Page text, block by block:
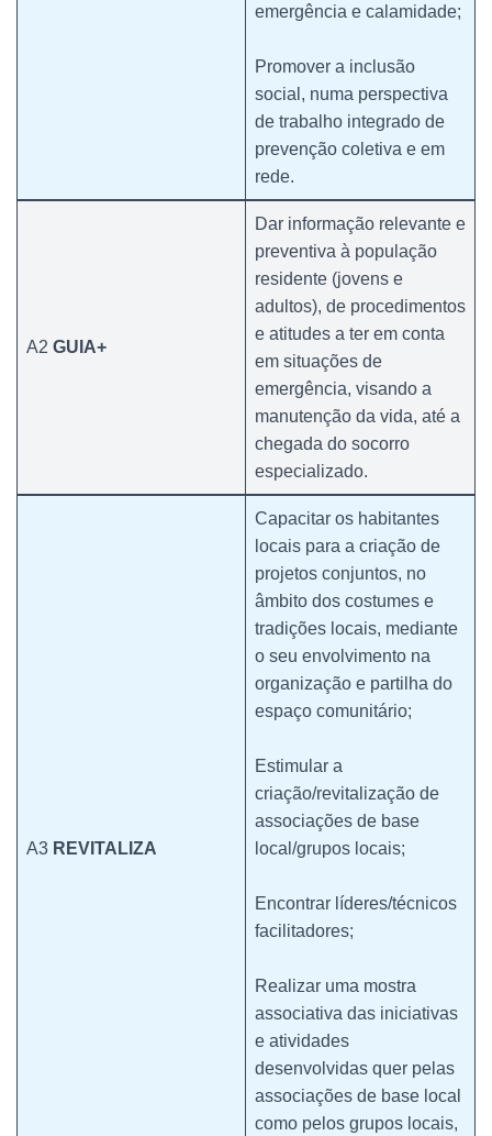
emergência e calamidade;
Promover a inclusão
social, numa perspectiva
de trabalho integrado de
prevenção coletiva e em
rede.
A2 GUIA+
Dar informação relevante e
preventiva à população
residente (jovens e
adultos), de procedimentos
e atitudes a ter em conta
em situações de
emergência, visando a
manutenção da vida, até a
chegada do socorro
especializado.
A3 REVITALIZA
Capacitar os habitantes
locais para a criação de
projetos conjuntos, no
âmbito dos costumes e
tradições locais, mediante
o seu envolvimento na
organização e partilha do
espaço comunitário;
Estimular a
criação/revitalização de
associações de base
local/grupos locais;
Encontrar líderes/técnicos
facilitadores;
Realizar uma mostra
associativa das iniciativas
e atividades
desenvolvidas quer pelas
associações de base local
como pelos grupos locais,